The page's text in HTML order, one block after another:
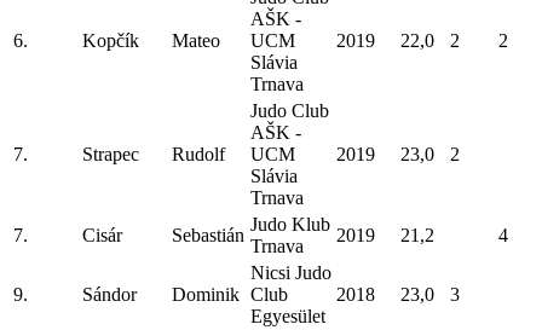
6. Kopčík Mateo
AŠK -
UCM
Slávia
Trnava
2019 22,0 2 2
7. Strapec Rudolf
Judo Club
AŠK -
UCM
Slávia
Trnava
2019 23,0 2
7. Cisár Sebastián
Judo Klub
Trnava
2019 21,2 4
9. Sándor Dominik
Nicsi Judo
Club
Egyesület
2018 23,0 3